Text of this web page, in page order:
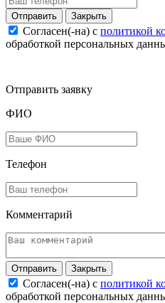
Закрыть
Согласен(-на) c политикой
обработкой персональных
Отправить заявку
ФИО
Телефон
Комментарий
Закрыть
Согласен(-на) c политикой
обработкой персональных